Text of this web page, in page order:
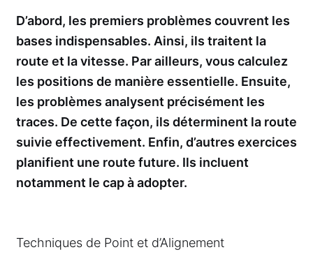
D’abord, les premiers problèmes couvrent les
bases indispensables. Ainsi, ils traitent la
route et la vitesse. Par ailleurs, vous calculez
les positions de manière essentielle. Ensuite,
les problèmes analysent précisément les
traces. De cette façon, ils déterminent la route
suivie effectivement. Enfin, d’autres exercices
planifient une route future. Ils incluent
notamment le cap à adopter.
Techniques de Point et d’Alignement